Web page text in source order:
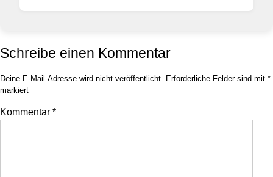
Schreibe einen Kommentar
Deine E-Mail-Adresse wird nicht veröffentlicht. Erforderliche Felder sind mit *
markiert
Kommentar *